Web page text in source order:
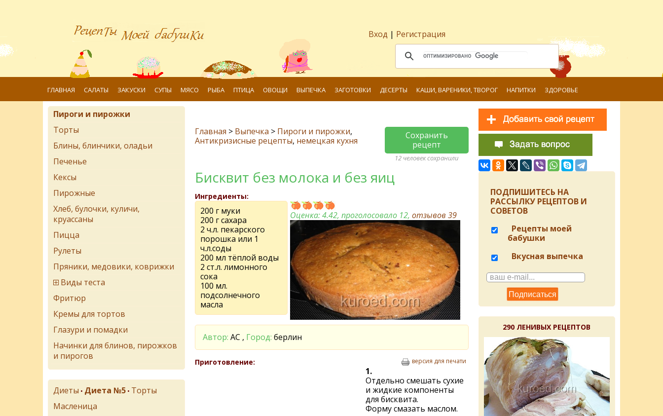
Вход | Регистрация
ГЛАВНАЯ САЛАТЫ ЗАКУСКИ СУПЫ МЯСО РЫБА ПТИЦА ОВОЩИ ВЫПЕЧКА ЗАГОТОВКИ ДЕСЕРТЫ КАШИ, ВАРЕНИКИ, ТВОРОГ НАПИТКИ ЗДОРОВЬЕ
Главная > Выпечка > Пироги и пирожки,
Антикризисные рецепты, немецкая кухня
Сохранить
рецепт
12 человек сохранили
Бисквит без молока и без яиц
Ингредиенты:
200 г муки
200 г сахара
2 ч.л. пекарского
порошка или 1
ч.л.соды
200 мл тёплой воды
2 ст.л. лимонного
сока
100 мл.
подсолнечного
масла
Оценка:4.42, проголосовало 12,отзывов39
Автор: АС , Город: берлин
Приготовление: версия для печати
1.
Отдельно смешать сухие
и жидкие компоненты
для бисквита.
Форму смазать маслом.
Пироги и пирожки
Торты
Блины, блинчики, оладьи
Печенье
Кексы
Пирожные
Хлеб, булочки, куличи,
круассаны
Пицца
Рулеты
Пряники, медовики, коврижки
Виды теста
Фритюр
Кремы для тортов
Глазури и помадки
Начинки для блинов, пирожков
и пирогов
Диеты • Диета №5 • Торты
Масленица
ПОДПИШИТЕСЬ НА
РАССЫЛКУ РЕЦЕПТОВ И
СОВЕТОВ
Рецепты моей
бабушки
Вкусная выпечка
290 ЛЕНИВЫХ РЕЦЕПТОВ